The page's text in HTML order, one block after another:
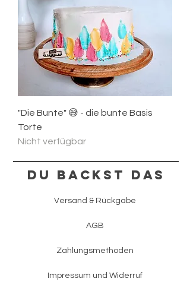
"Die Bunte" 😅 - die bunte Basis
Torte
Nicht verfügbar
Du backst das
Versand & Rückgabe
AGB
Zahlungsmethoden
Impressum und Widerruf